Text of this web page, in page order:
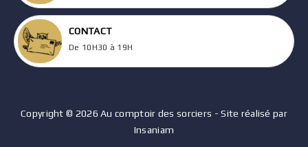
CONTACT
De 10H30 à 19H
Copyright © 2026 Au comptoir des sorciers - Site réalisé par
Insaniam